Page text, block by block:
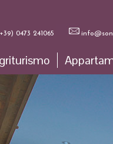
0473 241065